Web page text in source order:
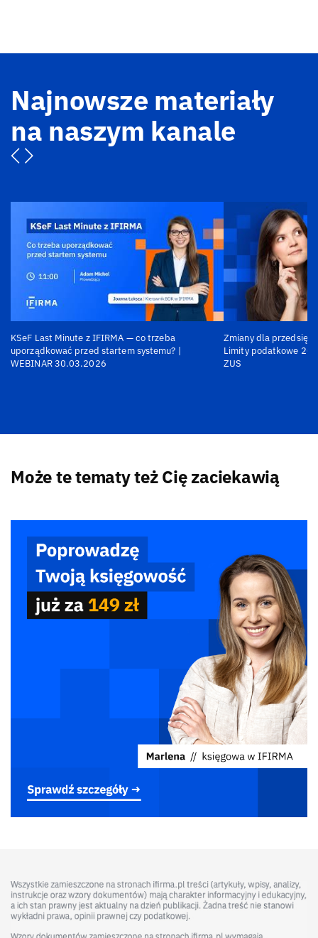
Najnowsze materiały
na naszym kanale
KSeF Last Minute z IFIRMA — co trzeba
uporządkować przed startem systemu? |
WEBINAR 30.03.2026
Zmiany dla
Limity podatkowe
ZUS
Może te tematy też Cię zaciekawią